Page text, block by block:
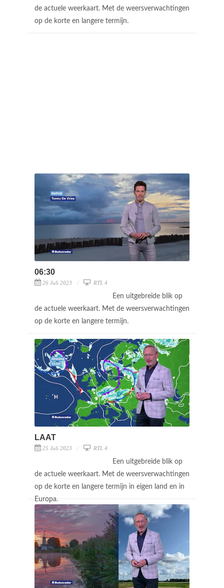
de actuele weerkaart. Met de weersverwachtingen
op de korte en langere termijn.
06:30
26 Juli 2023 RTL 4
Een uitgebreide blik op
de actuele weerkaart. Met de weersverwachtingen
op de korte en langere termijn.
LAAT
25 Juli 2023 RTL 4
Een uitgebreide blik op
de actuele weerkaart. Met de weersverwachtingen
op de korte en langere termijn in eigen land en in
Europa.